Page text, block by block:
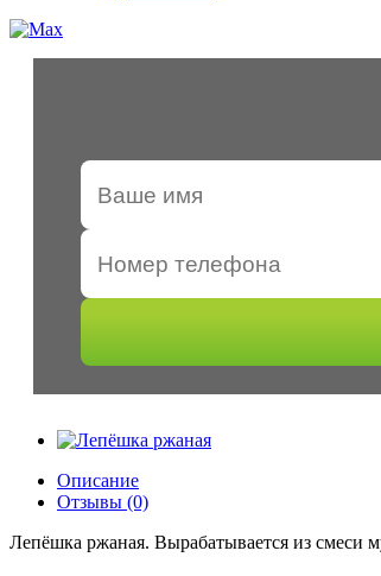
Описание
Отзывы (0)
Лепёшка ржаная. Вырабатывается из смеси